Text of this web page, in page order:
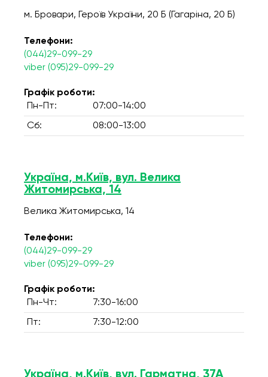
м. Бровари, Героїв України, 20 Б (Гагаріна, 20 Б)
Телефони:
(044)29-099-29
viber (095)29-099-29
Графік роботи:
Пн-Пт:
07:00-14:00
Сб: 08:00-13:00
Україна, м.Київ, вул. Велика
Житомирська, 14
Велика Житомирська, 14
Телефони:
(044)29-099-29
viber (095)29-099-29
Графік роботи:
Пн-Чт:
7:30-16:00
Пт: 7:30-12:00
Україна, м.Київ, вул. Гарматна, 37А